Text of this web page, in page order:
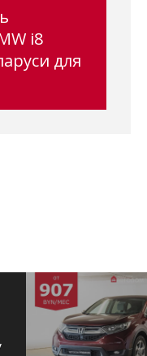
i8
для